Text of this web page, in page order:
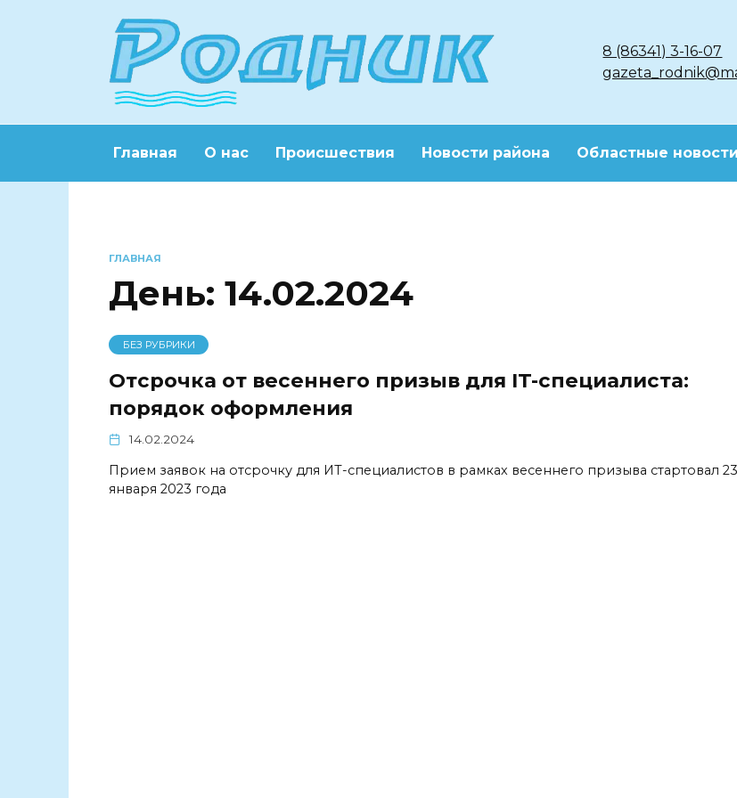
8 (86341) 3-16-07
Главная О нас Происшествия Новости района Областные новости
ГЛАВНАЯ
День: 14.02.2024
БЕЗ РУБРИКИ
Отсрочка от весеннего призыв для IT-специалиста:
порядок оформления
14.02.2024
Прием заявок на отсрочку для ИТ-специалистов в рамках весеннего призыва стартовал 23
января 2023 года